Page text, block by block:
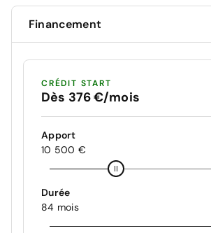
Financement
CRÉDIT START
Dès 376 €/mois
Apport
10 500 €
Durée
84 mois